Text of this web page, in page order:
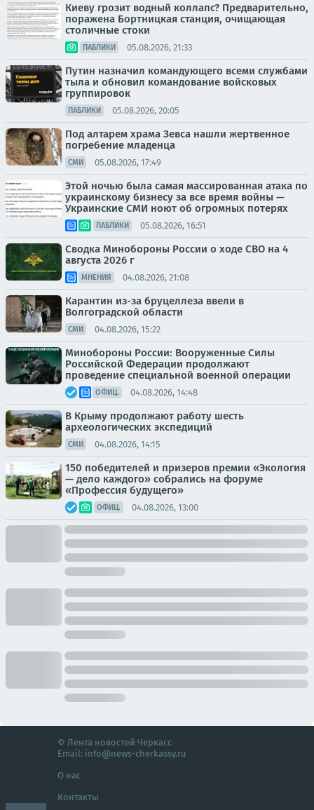
Киеву грозит водный коллапс? Предварительно,
поражена Бортницкая станция, очищающая
столичные стоки
ПАБЛИКИ 05.08.2026, 21:33
Путин назначил командующего всеми службами
тыла и обновил командование войсковых
группировок
ПАБЛИКИ 05.08.2026, 20:05
Под алтарем храма Зевса нашли жертвенное
погребение младенца
СМИ 05.08.2026, 17:49
Этой ночью была самая массированная атака по
украинскому бизнесу за все время войны —
Украинские СМИ ноют об огромных потерях
ПАБЛИКИ 05.08.2026, 16:51
Сводка Минобороны России о ходе СВО на 4
августа 2026 г
МНЕНИЯ 04.08.2026, 21:08
Карантин из-за бруцеллеза ввели в
Волгоградской области
СМИ 04.08.2026, 15:22
Минобороны России: Вооруженные Силы
Российской Федерации продолжают
проведение специальной военной операции
ОФИЦ. 04.08.2026, 14:48
В Крыму продолжают работу шесть
археологических экспедиций
СМИ 04.08.2026, 14:15
150 победителей и призеров премии «Экология
— дело каждого» собрались на форуме
«Профессия будущего»
ОФИЦ. 04.08.2026, 13:00
© Лента новостей Черкасс
Email: info@news-cherkassy.ru
О нас
Контакты